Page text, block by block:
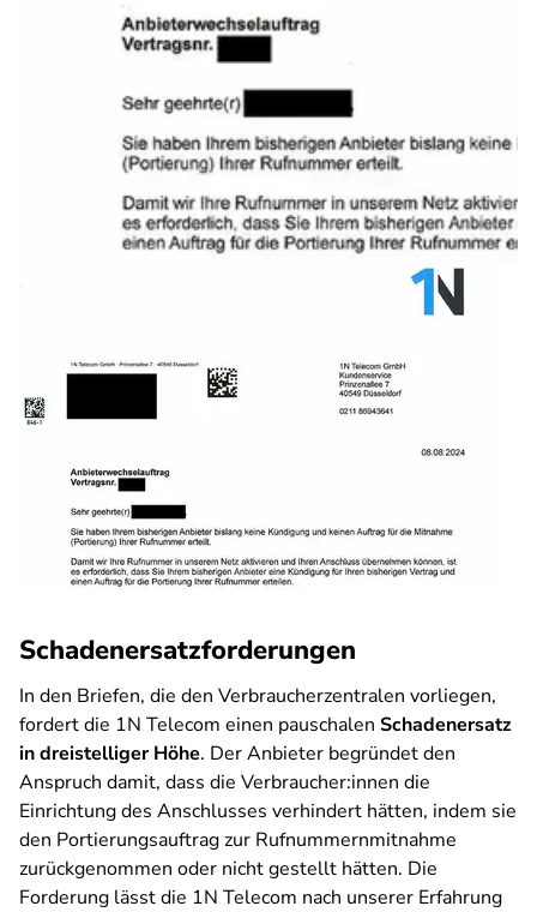
Schadenersatzforderungen
In den Briefen, die den Verbraucherzentralen vorliegen,
fordert die 1N Telecom einen pauschalen Schadenersatz
in dreistelliger Höhe. Der Anbieter begründet den
Anspruch damit, dass die Verbraucher:innen die
Einrichtung des Anschlusses verhindert hätten, indem sie
den Portierungsauftrag zur Rufnummernmitnahme
zurückgenommen oder nicht gestellt hätten. Die
Forderung lässt die 1N Telecom nach unserer Erfahrung